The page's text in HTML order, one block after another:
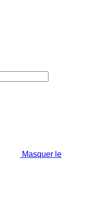
Masquer le